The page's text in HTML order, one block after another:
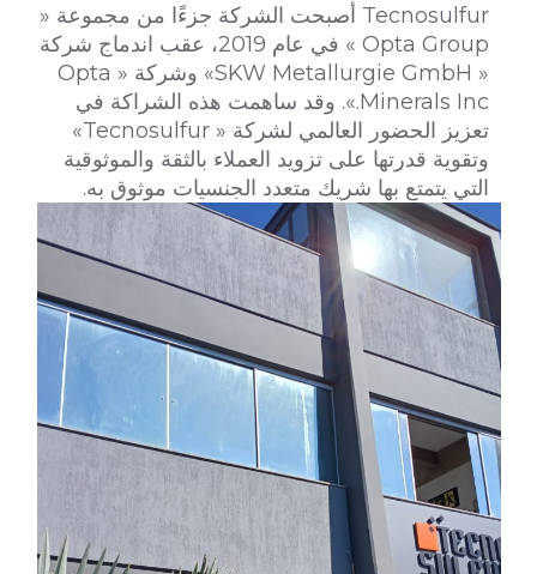
Tecnosulfur أصبحت الشركة جزءًا من مجموعة «
Opta Group » في عام 2019، عقب اندماج شركة
« SKW Metallurgie GmbH» وشركة « Opta
Minerals Inc.». وقد ساهمت هذه الشراكة في
تعزيز الحضور العالمي لشركة « Tecnosulfur»
وتقوية قدرتها على تزويد العملاء بالثقة والموثوقية
التي يتمتع بها شريك متعدد الجنسيات موثوق به.